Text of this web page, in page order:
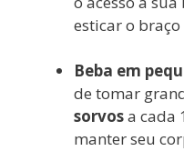
esticar o
Beba em
de tomar
sorvosa cada
manter seu